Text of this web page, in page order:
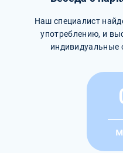
Наш специалист
употреблению, и
индивидуальные